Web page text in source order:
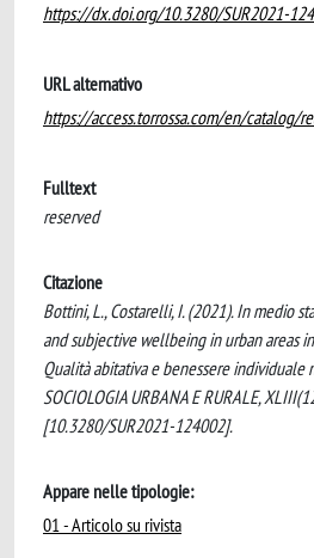
https://dx.doi.org/10.3280/SUR2021-
URL alternativo
https://access.torrossa.com/en/catalog/
Fulltext
reserved
Citazione
Bottini, L., Costarelli, I. (2021). In medio
and subjective wellbeing in urban areas
Qualità abitativa e benessere
SOCIOLOGIA URBANA E RURALE,
[10.3280/SUR2021-124002].
Appare nelle tipologie:
01 - Articolo su rivista